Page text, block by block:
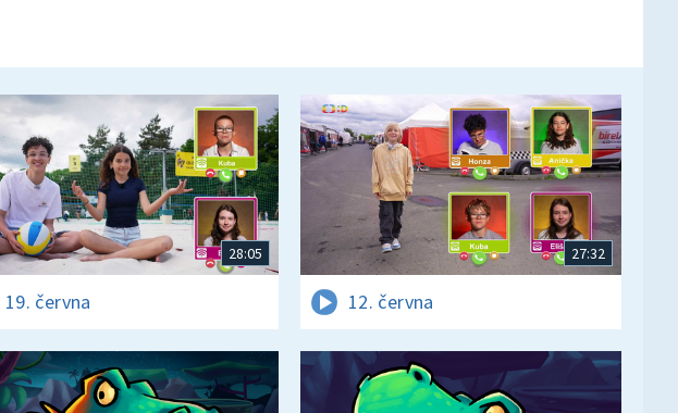
28:05
19. června
27:32
12. června